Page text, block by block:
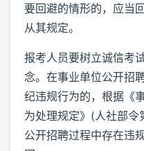
要回避的情形的，应当
从其规定。
报考人员要树立诚信考
念。在事业单位公开招
纪违规行为的，根据《
为处理规定》(人社部
公开招聘过程中存在违